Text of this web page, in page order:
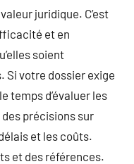
juridique. C’est
et en
soient
Si votre dossier exige
temps d’évaluer les
précisions sur
et les coûts.
et des références.